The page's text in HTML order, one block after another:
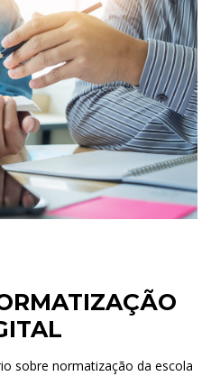
sobre normatização da escola